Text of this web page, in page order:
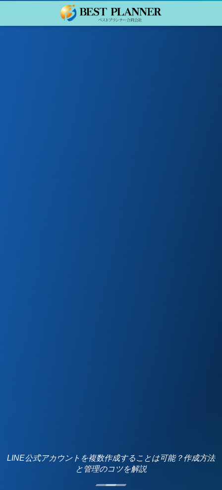
LINE公式アカウントを複数作成することは可能？作成方法
と管理のコツを解説